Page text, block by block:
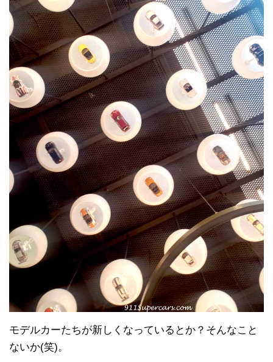
モデルカーたちが新しくなっているとか？そんなこと
ないか(笑)。